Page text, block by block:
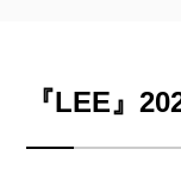
『LEE』